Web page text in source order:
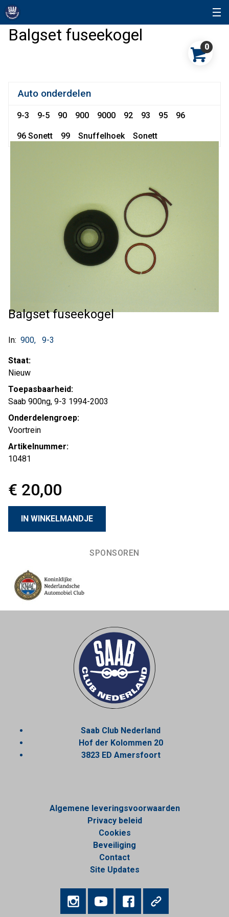
Balgset fuseekogel
0
Auto onderdelen
9-3 9-5 90 900 9000 92 93 95 96
96 Sonett 99 Snuffelhoek Sonett
Balgset fuseekogel
In: 900 9-3
Staat:
Nieuw
Toepasbaarheid:
Saab 900ng, 9-3 1994-2003
Onderdelengroep:
Voortrein
Artikelnummer:
10481
€ 20,00
SPONSOREN
Saab Club Nederland
Hof der Kolommen 20
3823 ED Amersfoort
Algemene leveringsvoorwaarden
Privacy beleid
Cookies
Beveiliging
Contact
Site Updates